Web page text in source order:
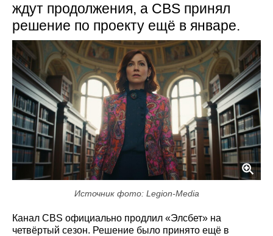
ждут продолжения, а CBS принял
решение по проекту ещё в январе.
Источник фото: Legion-Media
Канал CBS официально продлил «Элсбет» на
четвёртый сезон. Решение было принято ещё в